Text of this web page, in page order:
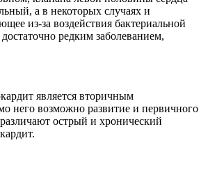
а в некоторых случаях и
из-за воздействия бактериальной
редким заболеванием,
является вторичным
него возможно развитие и первичного
острый и хронический